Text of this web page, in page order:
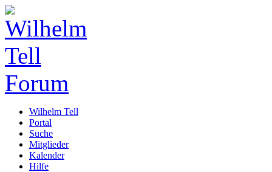
Wilhelm Tell
Portal
Suche
Mitglieder
Kalender
Hilfe